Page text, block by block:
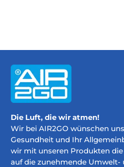
Die Luft, die wir atmen!
Wir bei AIR2GO wünschen
Gesundheit und Ihr
wir mit unseren Produkten
auf die zunehmende Umwelt-